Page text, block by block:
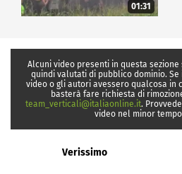
01:31
Alcuni video presenti in questa
quindi valutati di pubblico dominio.
video o gli autori avessero qualcosa in
basterà fare richiesta di
team_verticali@italiaonline.it.
video nel minor
Verissimo